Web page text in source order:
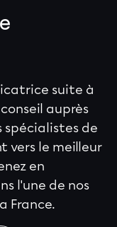
suite à
auprès
spécialistes de
vers le meilleur
en
l'une de nos
France.